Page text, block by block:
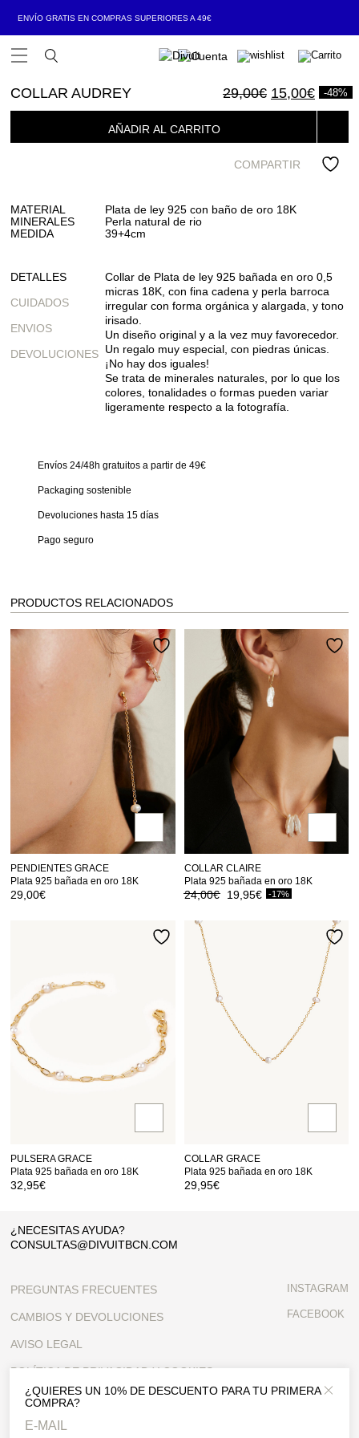
ENVÍO GRATIS EN COMPRAS SUPERIORES A 49€
Open Menu
COLLAR AUDREY 29,00€ El
precio
era:
29,00€.
15,00€ -48%
AÑADIR AL CARRITO
MATERIAL
Plata de ley 925 con baño de oro 18K
MINERALES
Perla natural de rio
MEDIDA
39+4cm
COMPARTIR
DETALLES
CUIDADOS
ENVIOS
DEVOLUCIONES
Collar de Plata de ley 925 bañada en oro 0,5
micras 18K, con fina cadena y perla barroca
irregular con forma orgánica y alargada, y tono
irisado.
Un diseño original y a la vez muy favorecedor.
Un regalo muy especial, con piedras únicas.
¡No hay dos iguales!
Se trata de minerales naturales, por lo que los
colores, tonalidades o formas pueden variar
ligeramente respecto a la fotografía.
Envíos 24/48h gratuitos a partir de 49€
Packaging sostenible
Devoluciones hasta 15 días
Pago seguro
PRODUCTOS RELACIONADOS
PENDIENTES GRACE
Plata 925 bañada en oro 18K
29,00€
COLLAR CLAIRE
Plata 925 bañada en oro 18K
24,00€
El19,95€ -17%El
PULSERA GRACE
Plata 925 bañada en oro 18K
32,95€
COLLAR GRACE
Plata 925 bañada en oro 18K
29,95€
¿QUIERES UN 10% DE DESCUENTO PARA TU PRIMERA
COMPRA?
Close
¿NECESITAS AYUDA?
CONSULTAS@DIVUITBCN.COM
PREGUNTAS FRECUENTES
CAMBIOS Y DEVOLUCIONES
AVISO LEGAL
POLÍTICA DE PRIVACIDAD Y COOKIES
CONDICIONES GENERALES
CONTACTO
INSTAGRAM
FACEBOOK